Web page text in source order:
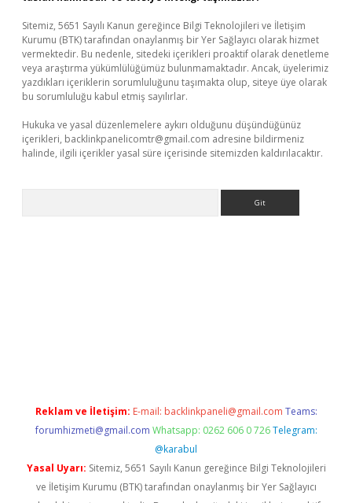
Sitemiz, 5651 Sayılı Kanun gereğince Bilgi Teknolojileri ve İletişim
Kurumu (BTK) tarafından onaylanmış bir Yer Sağlayıcı olarak hizmet
vermektedir. Bu nedenle, sitedeki içerikleri proaktif olarak denetleme
veya araştırma yükümlülüğümüz bulunmamaktadır. Ancak, üyelerimiz
yazdıkları içeriklerin sorumluluğunu taşımakta olup, siteye üye olarak
bu sorumluluğu kabul etmiş sayılırlar.
Hukuka ve yasal düzenlemelere aykırı olduğunu düşündüğünüz
içerikleri, backlinkpanelicomtr@gmail.com adresine bildirmeniz
halinde, ilgili içerikler yasal süre içerisinde sitemizden kaldırılacaktır.
Reklam ve İletişim: E-mail: backlinkpaneli@gmail.com Teams:
forumhizmeti@gmail.com Whatsapp: 0262 606 0 726 Telegram:
@karabul
Yasal Uyarı: Sitemiz, 5651 Sayılı Kanun gereğince Bilgi Teknolojileri
ve İletişim Kurumu (BTK) tarafından onaylanmış bir Yer Sağlayıcı